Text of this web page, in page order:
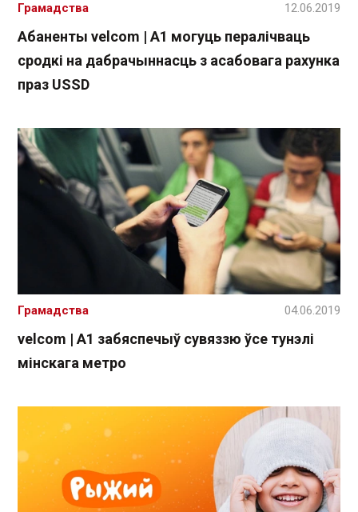
Абаненты velcom | A1 могуць пералічваць
сродкі на дабрачыннасць з асабовага рахунка
праз USSD
Грамадства 12.06.2019
velcom | A1 забяспечыў сувяззю ўсе тунэлі
мінскага метро
Грамадства 04.06.2019